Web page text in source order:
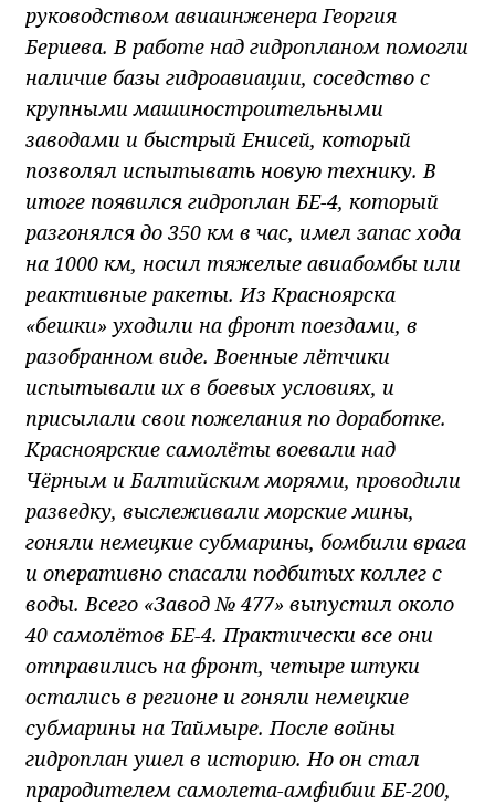
руководством авиаинженера Георгия
Бериева. В работе над гидропланом помогли
наличие базы гидроавиации, соседство с
крупными машиностроительными
заводами и быстрый Енисей, который
позволял испытывать новую технику. В
итоге появился гидроплан БЕ-4, который
разгонялся до 350 км в час, имел запас хода
на 1000 км, носил тяжелые авиабомбы или
реактивные ракеты. Из Красноярска
«бешки» уходили на фронт поездами, в
разобранном виде. Военные лётчики
испытывали их в боевых условиях, и
присылали свои пожелания по доработке.
Красноярские самолёты воевали над
Чёрным и Балтийским морями, проводили
разведку, выслеживали морские мины,
гоняли немецкие субмарины, бомбили врага
и оперативно спасали подбитых коллег с
воды. Всего «Завод № 477» выпустил около
40 самолётов БЕ-4. Практически все они
отправились на фронт, четыре штуки
остались в регионе и гоняли немецкие
субмарины на Таймыре. После войны
гидроплан ушел в историю. Но он стал
прародителем самолета-амфибии БЕ-200,